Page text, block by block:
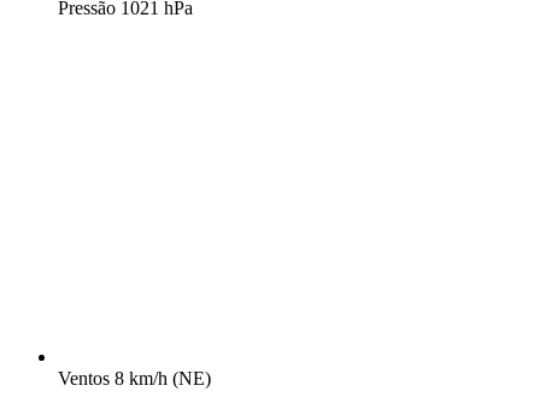
Pressão 1021 hPa
Ventos 8 km/h (NE)